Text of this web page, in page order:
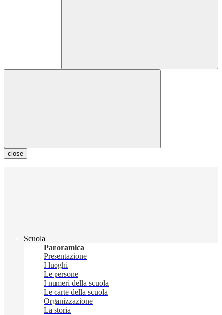
close
Scuola
Panoramica
Presentazione
I luoghi
Le persone
I numeri della scuola
Le carte della scuola
Organizzazione
La storia